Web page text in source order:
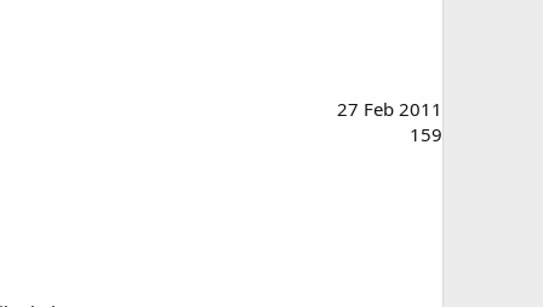
27 Feb 2011
159